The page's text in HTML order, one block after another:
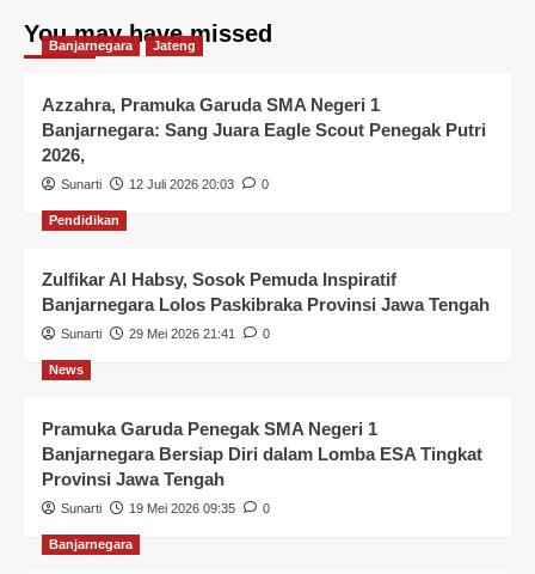
You may have missed
Banjarnegara Jateng
Azzahra, Pramuka Garuda SMA Negeri 1
Banjarnegara: Sang Juara Eagle Scout Penegak Putri
2026,
Sunarti 12 Juli 2026 20:03 0
Pendidikan
Zulfikar Al Habsy, Sosok Pemuda Inspiratif
Banjarnegara Lolos Paskibraka Provinsi Jawa Tengah
Sunarti 29 Mei 2026 21:41 0
News
Pramuka Garuda Penegak SMA Negeri 1
Banjarnegara Bersiap Diri dalam Lomba ESA Tingkat
Provinsi Jawa Tengah
Sunarti 19 Mei 2026 09:35 0
Banjarnegara